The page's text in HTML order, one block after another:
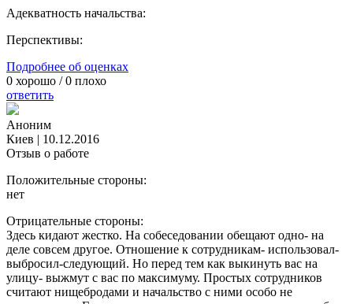
Адекватность начальства:
Перспективы:
Подробнее об оценках
0 хорошо /0 плохо
ответить
Аноним
Киев | 10.12.2016
Отзыв о работе
Положительные стороны:
нет
Отрицательные стороны:
Здесь кидают жестко. На собеседовании обещают одно- на
деле совсем другое. Отношение к сотрудникам- использовал-
выбросил-следующий. Но перед тем как выкинуть вас на
улицу- выжмут с вас по максимуму. Простых сотрудников
считают нищебродами и начальство с ними особо не